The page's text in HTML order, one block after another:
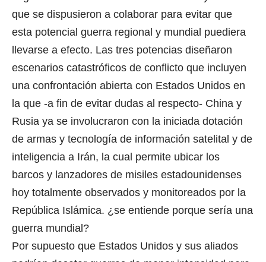
que se dispusieron a colaborar para evitar que
esta potencial guerra regional y mundial puediera
llevarse a efecto. Las tres potencias diseñaron
escenarios catastróficos de conflicto que incluyen
una confrontación abierta con Estados Unidos en
la que -a fin de evitar dudas al respecto- China y
Rusia ya se involucraron con la iniciada dotación
de armas y tecnología de información satelital y de
inteligencia a Irán, la cual permite ubicar los
barcos y lanzadores de misiles estadounidenses
hoy totalmente observados y monitoreados por la
República Islámica. ¿se entiende porque sería una
guerra mundial?
Por supuesto que Estados Unidos y sus aliados